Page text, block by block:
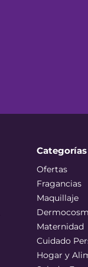
Categorías
Ofertas
Fragancias
Maquillaje
Maternidad
Cuidado
Hogar y